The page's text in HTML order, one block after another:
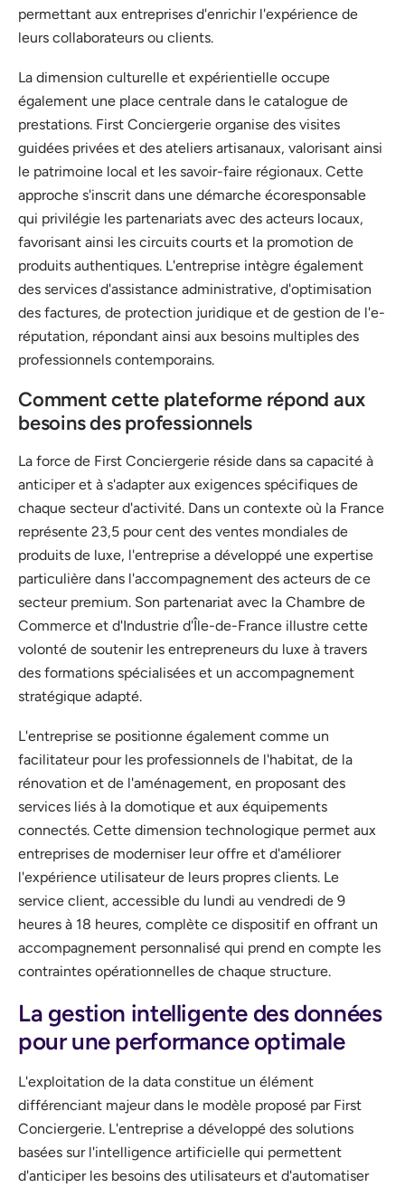
permettant aux entreprises d'enrichir l'expérience de
leurs collaborateurs ou clients.
La dimension culturelle et expérientielle occupe
également une place centrale dans le catalogue de
prestations. First Conciergerie organise des visites
guidées privées et des ateliers artisanaux, valorisant ainsi
le patrimoine local et les savoir-faire régionaux. Cette
approche s'inscrit dans une démarche écoresponsable
qui privilégie les partenariats avec des acteurs locaux,
favorisant ainsi les circuits courts et la promotion de
produits authentiques. L'entreprise intègre également
des services d'assistance administrative, d'optimisation
des factures, de protection juridique et de gestion de l'e-
réputation, répondant ainsi aux besoins multiples des
professionnels contemporains.
Comment cette plateforme répond aux
besoins des professionnels
La force de First Conciergerie réside dans sa capacité à
anticiper et à s'adapter aux exigences spécifiques de
chaque secteur d'activité. Dans un contexte où la France
représente 23,5 pour cent des ventes mondiales de
produits de luxe, l'entreprise a développé une expertise
particulière dans l'accompagnement des acteurs de ce
secteur premium. Son partenariat avec la Chambre de
Commerce et d'Industrie d'Île-de-France illustre cette
volonté de soutenir les entrepreneurs du luxe à travers
des formations spécialisées et un accompagnement
stratégique adapté.
L'entreprise se positionne également comme un
facilitateur pour les professionnels de l'habitat, de la
rénovation et de l'aménagement, en proposant des
services liés à la domotique et aux équipements
connectés. Cette dimension technologique permet aux
entreprises de moderniser leur offre et d'améliorer
l'expérience utilisateur de leurs propres clients. Le
service client, accessible du lundi au vendredi de 9
heures à 18 heures, complète ce dispositif en offrant un
accompagnement personnalisé qui prend en compte les
contraintes opérationnelles de chaque structure.
La gestion intelligente des données
pour une performance optimale
L'exploitation de la data constitue un élément
différenciant majeur dans le modèle proposé par First
Conciergerie. L'entreprise a développé des solutions
basées sur l'intelligence artificielle qui permettent
d'anticiper les besoins des utilisateurs et d'automatiser